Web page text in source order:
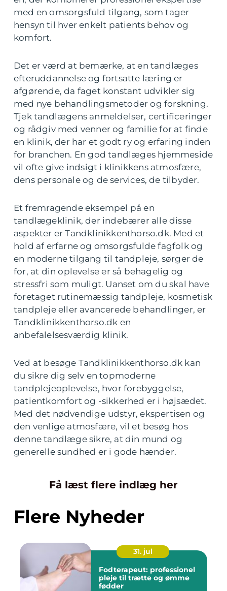
med en omsorgsfuld tilgang, som tager
hensyn til hver enkelt patients behov og
komfort.
Det er værd at bemærke, at en tandlæges
efteruddannelse og fortsatte læring er
afgørende, da faget konstant udvikler sig
med nye behandlingsmetoder og forskning.
Tjek tandlægens anmeldelser, certificeringer
og rådgiv med venner og familie for at finde
en klinik, der har et godt ry og erfaring inden
for branchen. En god tandlæges hjemmeside
vil ofte give indsigt i klinikkens atmosfære,
dens personale og de services, de tilbyder.
Et fremragende eksempel på en
tandlægeklinik, der indebærer alle disse
aspekter er Tandklinikkenthorso.dk. Med et
hold af erfarne og omsorgsfulde fagfolk og
en moderne tilgang til tandpleje, sørger de
for, at din oplevelse er så behagelig og
stressfri som muligt. Uanset om du skal have
foretaget rutinemæssig tandpleje, kosmetisk
tandpleje eller avancerede behandlinger, er
Tandklinikkenthorso.dk en
anbefalelsesværdig klinik.
Ved at besøge Tandklinikkenthorso.dk kan
du sikre dig selv en topmoderne
tandplejeoplevelse, hvor forebyggelse,
patientkomfort og -sikkerhed er i højsædet.
Med det nødvendige udstyr, ekspertisen og
den venlige atmosfære, vil et besøg hos
denne tandlæge sikre, at din mund og
generelle sundhed er i gode hænder.
Få læst flere indlæg her
Flere Nyheder
31. jul
Fodterapeut: professionel
pleje til trætte og ømme
fødder